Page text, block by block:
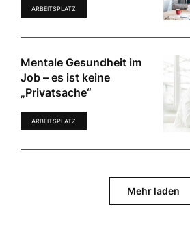
ARBEITSPLATZ
Mentale Gesundheit im
Job – es ist keine
„Privatsache“
ARBEITSPLATZ
Mehr laden